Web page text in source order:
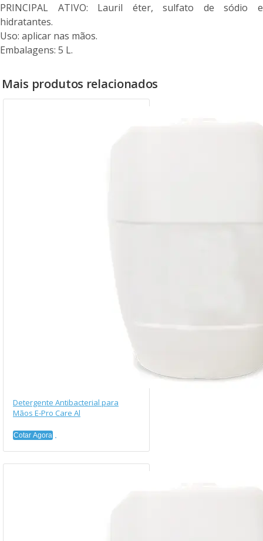
PRINCIPAL ATIVO: Lauril éter, sulfato de sódio e
hidratantes.
Uso: aplicar nas mãos.
Embalagens: 5 L.
Mais produtos relacionados
Detergente Antibacterial para
Mãos E-Pro Care Al
Cotar Agora